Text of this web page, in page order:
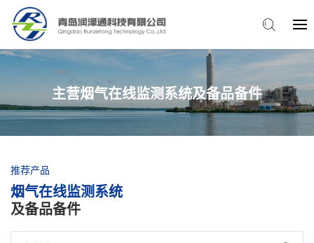
主营烟气在线监测系统及备品备件
推荐产品
烟气在线监测系统
及备品备件